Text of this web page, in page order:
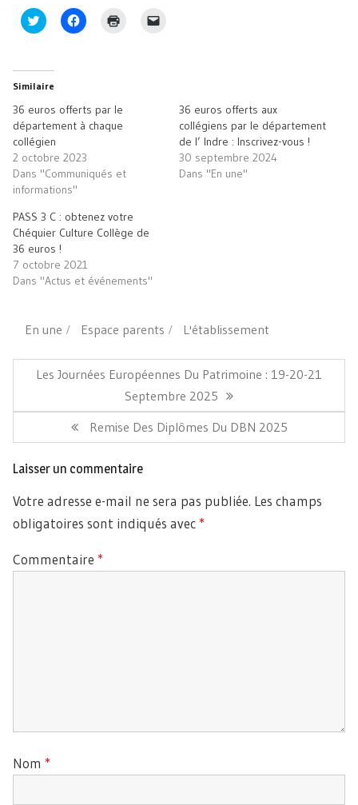
Cliquez
pour
dans
une
nouvelle
Cliquez
pour
Cliquer
ami(ouvre
dans
nouvelle
fenêtre)
Similaire
36 euros offerts par le
département à chaque
collégien
2 octobre 2023
Dans "Communiqués et
informations"
36 euros offerts aux
collégiens par le département
de l’ Indre : Inscrivez-vous !
30 septembre 2024
Dans "En une"
PASS 3 C : obtenez votre
Chéquier Culture Collège de
36 euros !
7 octobre 2021
Dans "Actus et événements"
En une Espace parents L'établissement
Article
Les Journées Européennes Du Patrimoine : 19-20-21
Septembre 2025
Article
Suivant:
Remise Des Diplômes Du DBN 2025
Laisser un commentaire
Votre adresse e-mail ne sera pas publiée. Les champs
obligatoires sont indiqués avec*
Commentaire *
Nom *